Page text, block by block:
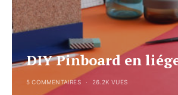
DIY Pinboard en
5 COMMENTAIRES 26.2K VUES